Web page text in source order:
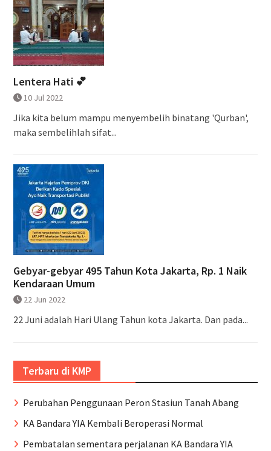
Lentera Hati 💕
10 Jul 2022
Jika kita belum mampu menyembelih binatang 'Qurban',
maka sembelihlah sifat...
Gebyar-gebyar 495 Tahun Kota Jakarta, Rp. 1 Naik
Kendaraan Umum
22 Jun 2022
22 Juni adalah Hari Ulang Tahun kota Jakarta. Dan pada...
Terbaru di KMP
Perubahan Penggunaan Peron Stasiun Tanah Abang
KA Bandara YIA Kembali Beroperasi Normal
Pembatalan sementara perjalanan KA Bandara YIA